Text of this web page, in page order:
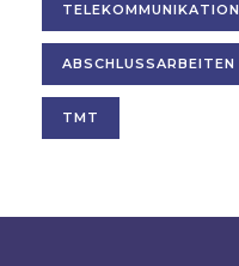
TELEKOMMUNIKATION
TMT